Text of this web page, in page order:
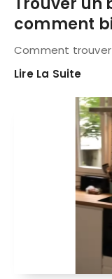
comment
Comment
Lire La Suite